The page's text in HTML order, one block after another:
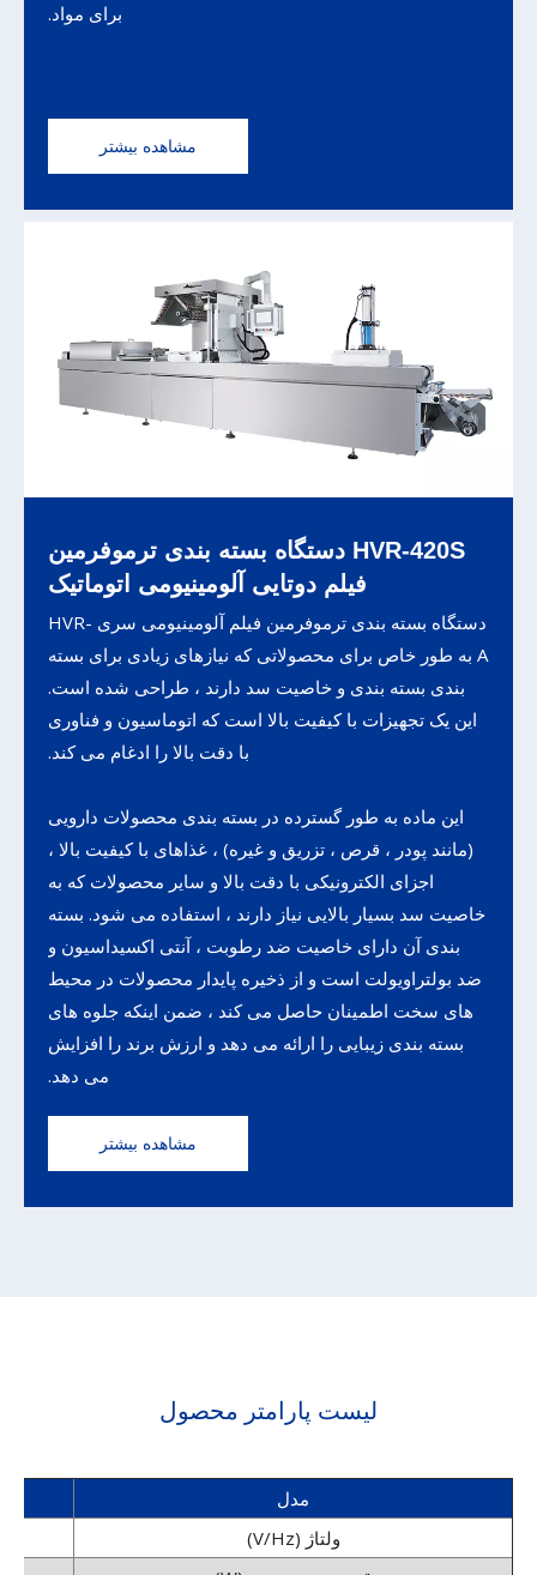
برای مواد.
مشاهده بیشتر
HVR-420S دستگاه بسته بندی ترموفرمین
فیلم دوتایی آلومینیومی اتوماتیک
دستگاه بسته بندی ترموفرمین فیلم آلومینیومی سری HVR-
A به طور خاص برای محصولاتی که نیازهای زیادی برای بسته
بندی بسته بندی و خاصیت سد دارند ، طراحی شده است.
این یک تجهیزات با کیفیت بالا است که اتوماسیون و فناوری
با دقت بالا را ادغام می کند.
این ماده به طور گسترده در بسته بندی محصولات دارویی
(مانند پودر ، قرص ، تزریق و غیره) ، غذاهای با کیفیت بالا ،
اجزای الکترونیکی با دقت بالا و سایر محصولات که به
خاصیت سد بسیار بالایی نیاز دارند ، استفاده می شود. بسته
بندی آن دارای خاصیت ضد رطوبت ، آنتی اکسیداسیون و
ضد بولتراویولت است و از ذخیره پایدار محصولات در محیط
های سخت اطمینان حاصل می کند ، ضمن اینکه جلوه های
بسته بندی زیبایی را ارائه می دهد و ارزش برند را افزایش
می دهد.
مشاهده بیشتر
لیست پارامتر محصول
مدل
ولتاژ (V/Hz)